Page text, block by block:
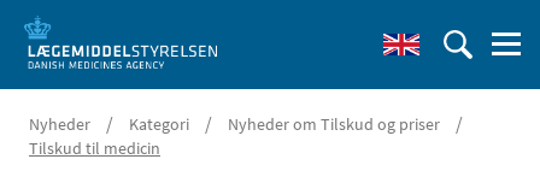
Nyheder / Kategori / Nyheder om Tilskud og priser /
Tilskud til medicin